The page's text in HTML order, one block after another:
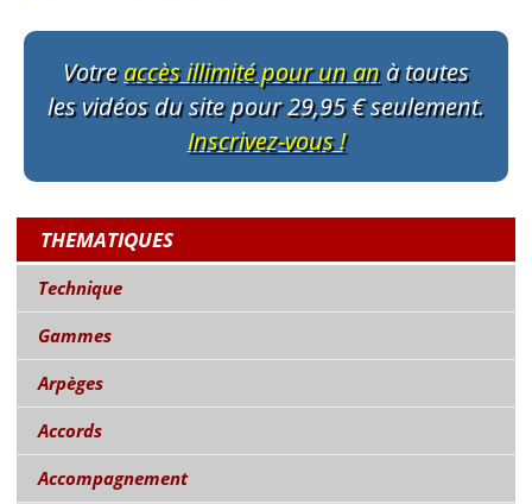
Votreaccès illimité pour un anà toutes
les vidéos du site pour 29,95 € seulement.
Inscrivez-vous !
THEMATIQUES
Technique
Gammes
Arpèges
Accords
Accompagnement